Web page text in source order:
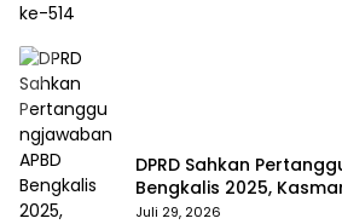
DPRD Sahkan
Bengkalis 2025,
Pemanfaatan SiLPA
Juli 29, 2026